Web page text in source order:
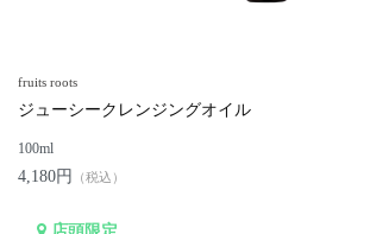
fruits roots
ジューシークレンジングオイル
100ml
4,180円 （税込）